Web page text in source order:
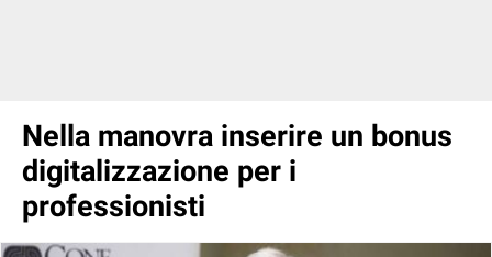
Nella manovra inserire un bonus
digitalizzazione per i
professionisti